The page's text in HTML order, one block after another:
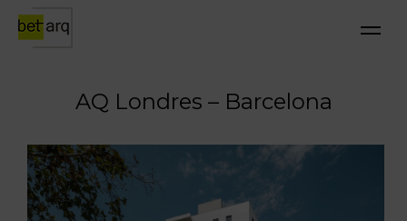
AQ Londres – Barcelona